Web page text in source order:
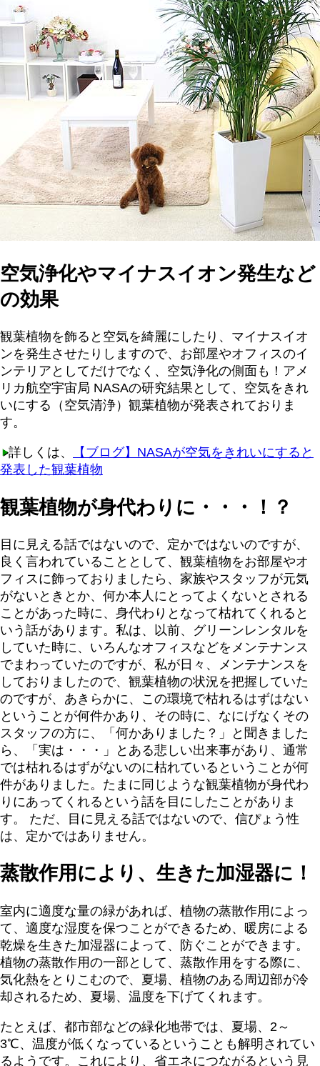
空気浄化やマイナスイオン発生など
の効果
観葉植物を飾ると空気を綺麗にしたり、マイナスイオ
ンを発生させたりしますので、お部屋やオフィスのイ
ンテリアとしてだけでなく、空気浄化の側面も！アメ
リカ航空宇宙局 NASAの研究結果として、空気をきれ
いにする（空気清浄）観葉植物が発表されておりま
す。
詳しくは、
【ブログ】NASAが空気をきれいにすると
発表した観葉植物
観葉植物が身代わりに・・・！？
目に見える話ではないので、定かではないのですが、
良く言われていることとして、観葉植物をお部屋やオ
フィスに飾っておりましたら、家族やスタッフが元気
がないときとか、何か本人にとってよくないとされる
ことがあった時に、身代わりとなって枯れてくれると
いう話があります。私は、以前、グリーンレンタルを
していた時に、いろんなオフィスなどをメンテナンス
でまわっていたのですが、私が日々、メンテナンスを
しておりましたので、観葉植物の状況を把握していた
のですが、あきらかに、この環境で枯れるはずはない
ということが何件かあり、その時に、なにげなくその
スタッフの方に、「何かありました？」と聞きました
ら、「実は・・・」とある悲しい出来事があり、通常
では枯れるはずがないのに枯れているということが何
件がありました。たまに同じような観葉植物が身代わ
りにあってくれるという話を目にしたことがありま
す。 ただ、目に見える話ではないので、信ぴょう性
は、定かではありません。
蒸散作用により、生きた加湿器に！
室内に適度な量の緑があれば、植物の蒸散作用によっ
て、適度な湿度を保つことができるため、暖房による
乾燥を生きた加湿器によって、防ぐことができます。
植物の蒸散作用の一部として、蒸散作用をする際に、
気化熱をとりこむので、夏場、植物のある周辺部が冷
却されるため、夏場、温度を下げてくれます。
たとえば、都市部などの緑化地帯では、夏場、2～
3℃、温度が低くなっているということも解明されてい
るようです。これにより、省エネにつながるという見